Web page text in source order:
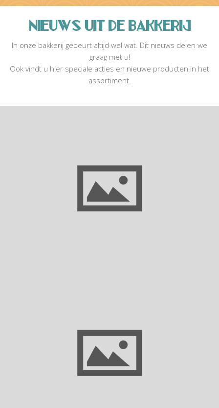
NIEUWS UIT DE BAKKERIJ
In onze bakkerij gebeurt altijd wel wat. Dit nieuws delen we
graag met u!
Ook vindt u hier speciale acties en nieuwe producten in het
assortiment.